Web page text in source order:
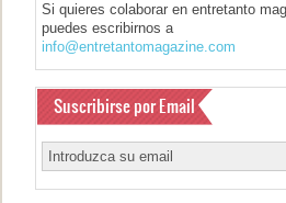
Si quieres colaborar en entretanto
puedes escribirnos a
info@entretantomagazine.com
Suscribirse por Email